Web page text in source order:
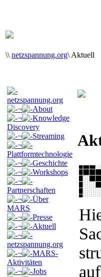
\\ netzspannung.org\ Aktuell
netzspannung.org
¬
About
¬
Knowledge
Discovery
¬
Streaming
¬
Plattformtechnologie
¬
Geschichte
¬
Workshops
¬
Partnerschaften
¬
Über
MARS
¬
Presse
¬
Aktuell
¬
netzspannung.org
¬
MARS-
Aktivitäten
¬
Jobs